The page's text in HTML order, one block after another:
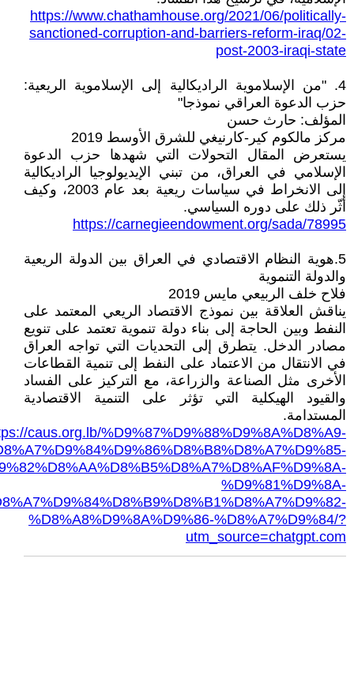
https://www.chathamhouse.org/2021/06/politically-
sanctioned-corruption-and-barriers-reform-iraq/02-
post-2003-iraqi-state
4. "من الإسلاموية الراديكالية إلى الإسلاموية الريعية:
حزب الدعوة العراقي نموذجا"
المؤلف: حارث حسن
مركز مالكوم كير-كارنيغي للشرق الأوسط 2019
يستعرض المقال التحولات التي شهدها حزب الدعوة
الإسلامي في العراق، من تبني الإيديولوجيا الراديكالية
إلى الانخراط في سياسات ريعية بعد عام 2003، وكيف
أثّر ذلك على دوره السياسي.
https://carnegieendowment.org/sada/78995
5.هوية النظام الاقتصادي في العراق بين الدولة الريعية
والدولة التنموية
فلاح خلف الربيعي مايس 2019
يناقش العلاقة بين نموذج الاقتصاد الريعي المعتمد على
النفط وبين الحاجة إلى بناء دولة تنموية تعتمد على تنويع
مصادر الدخل. يتطرق إلى التحديات التي تواجه العراق
في الانتقال من الاعتماد على النفط إلى تنمية القطاعات
الأخرى مثل الصناعة والزراعة، مع التركيز على الفساد
والقيود الهيكلية التي تؤثر على التنمية الاقتصادية
المستدامة.
caus.org.lb/%D9%87%D9%88%D9%8A%D8%A9-
%D9%81%D9%8A-
%D8%A8%D9%8A%D9%86-%D8%A7%D9%84/?
utm_source=chatgpt.com